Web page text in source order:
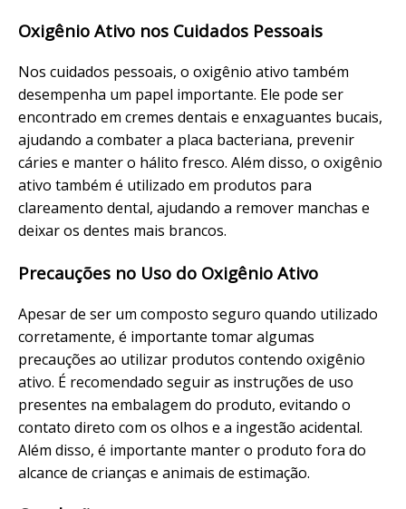
Oxigênio Ativo nos Cuidados Pessoais
Nos cuidados pessoais, o oxigênio ativo também
desempenha um papel importante. Ele pode ser
encontrado em cremes dentais e enxaguantes bucais,
ajudando a combater a placa bacteriana, prevenir
cáries e manter o hálito fresco. Além disso, o oxigênio
ativo também é utilizado em produtos para
clareamento dental, ajudando a remover manchas e
deixar os dentes mais brancos.
Precauções no Uso do Oxigênio Ativo
Apesar de ser um composto seguro quando utilizado
corretamente, é importante tomar algumas
precauções ao utilizar produtos contendo oxigênio
ativo. É recomendado seguir as instruções de uso
presentes na embalagem do produto, evitando o
contato direto com os olhos e a ingestão acidental.
Além disso, é importante manter o produto fora do
alcance de crianças e animais de estimação.